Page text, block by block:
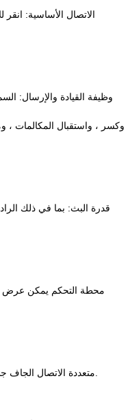
وكسر ، واستقبال المكالمات ،